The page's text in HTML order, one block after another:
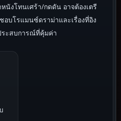
นังโทนเศร้า/กดดัน อาจต้องเตรี
บโรแมนซ์ดราม่าและเรื่องที่อิง
ระสบการณ์ที่คุ้มค่า